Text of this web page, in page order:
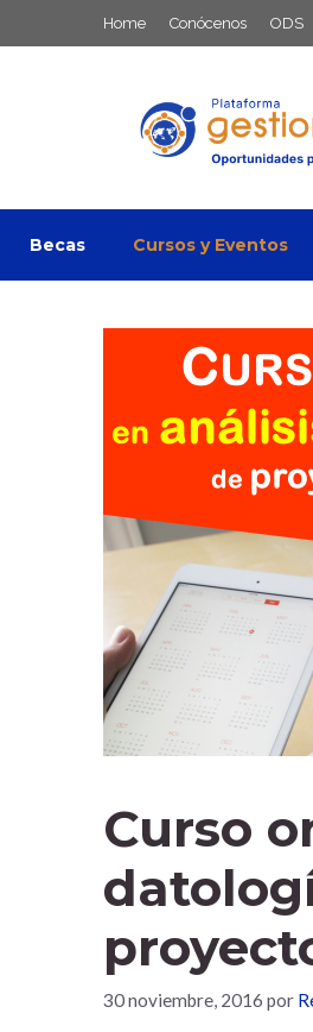
al
Home Conócenos ODS
Becas Cursos y Eventos
Curso
30 noviembre, 2016 por